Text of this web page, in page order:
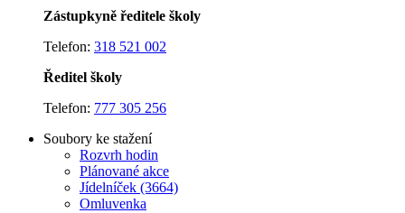
Zástupkyně ředitele školy
Telefon: 318 521 002
Ředitel školy
Telefon: 777 305 256
Soubory ke stažení
Rozvrh hodin
Plánované akce
Jídelníček (3664)
Omluvenka